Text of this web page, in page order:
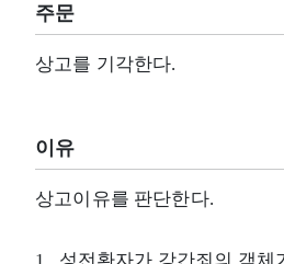
주문
상고를 기각한다.
이유
상고이유를 판단한다.
1. 성전환자가 강간죄의 객체